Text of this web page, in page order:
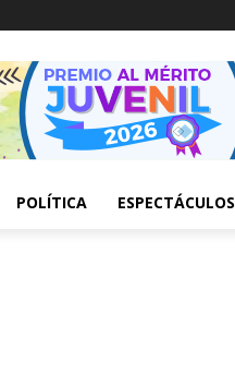
POLÍTICA ESPECTÁCULOS